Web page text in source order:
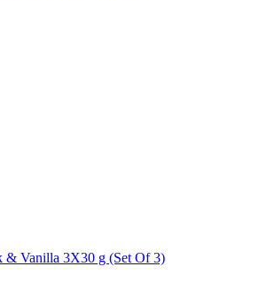
& Vanilla 3X30 g (Set Of 3)